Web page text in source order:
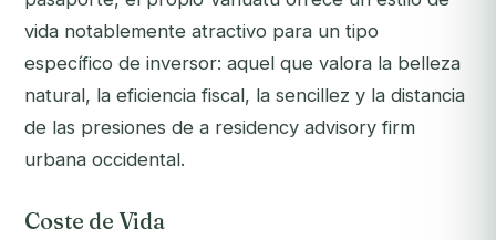
vida notablemente atractivo para un tipo
específico de inversor: aquel que valora la belleza
natural, la eficiencia fiscal, la sencillez y la distancia
de las presiones de a residency advisory firm
urbana occidental.
Coste de Vida